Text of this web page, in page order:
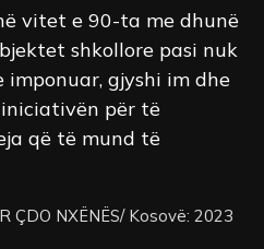
vitet e 90-ta me dhunë
shkollore pasi nuk
gjyshi im dhe
për të
që të mund të
ÇDO NXËNËS/ Kosovë: 2023